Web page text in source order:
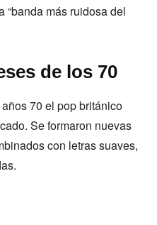
“banda más ruidosa del
de los 70
70 el pop británico
Se formaron nuevas
con letras suaves,